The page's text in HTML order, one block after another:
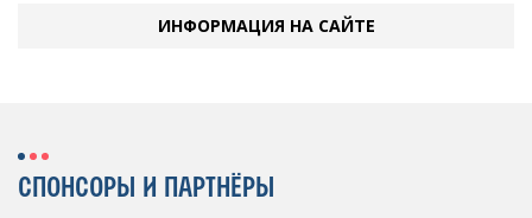
ИНФОРМАЦИЯ НА САЙТЕ
СПОНСОРЫ И ПАРТНЁРЫ